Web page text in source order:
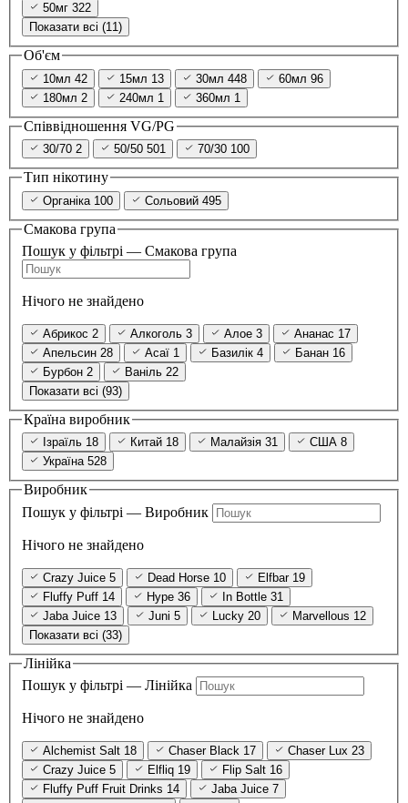
50мг 322
Показати всі (11)
Об'єм
10мл 42 15мл 13 30мл 448 60мл 96
180мл 2 240мл 1 360мл 1
Співвідношення VG/PG
30/70 2 50/50 501 70/30 100
Тип нікотину
Органіка 100 Сольовий 495
Смакова група
Пошук у фільтрі — Смакова група
Нічого не знайдено
Абрикос 2 Алкоголь 3 Алое 3 Ананас 17
Апельсин 28 Асаї 1 Базилік 4 Банан 16
Бурбон 2 Ваніль 22
Показати всі (93)
Країна виробник
Ізраїль 18 Китай 18 Малайзія 31 США 8
Україна 528
Виробник
Пошук у фільтрі — Виробник
Нічого не знайдено
Crazy Juice 5 Dead Horse 10 Elfbar 19
Fluffy Puff 14 Hype 36 In Bottle 31
Jaba Juice 13 Juni 5 Lucky 20 Marvellous 12
Показати всі (33)
Лінійка
Пошук у фільтрі — Лінійка
Нічого не знайдено
Alchemist Salt 18 Chaser Black 17 Chaser Lux 23
Crazy Juice 5 Elfliq 19 Flip Salt 16
Fluffy Puff Fruit Drinks 14 Jaba Juice 7